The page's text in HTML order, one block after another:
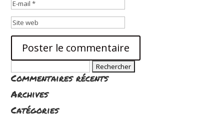
Commentaires récents
Archives
Catégories